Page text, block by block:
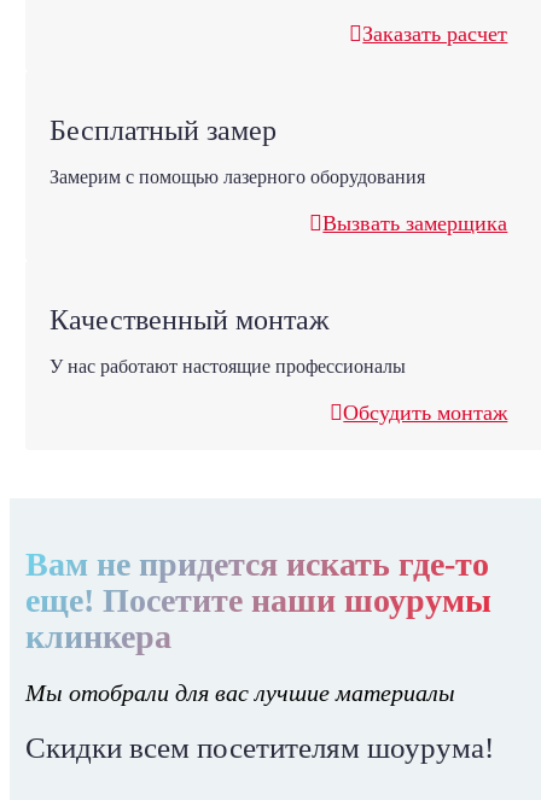
Заказать расчет
Бесплатный замер
Замерим с помощью лазерного оборудования
Вызвать замерщика
Качественный монтаж
У нас работают настоящие профессионалы
Обсудить монтаж
Вам не придется искать где-то
еще! Посетите наши шоурумы
клинкера
Мы отобрали для вас лучшие материалы
Скидки всем посетителям шоурума!